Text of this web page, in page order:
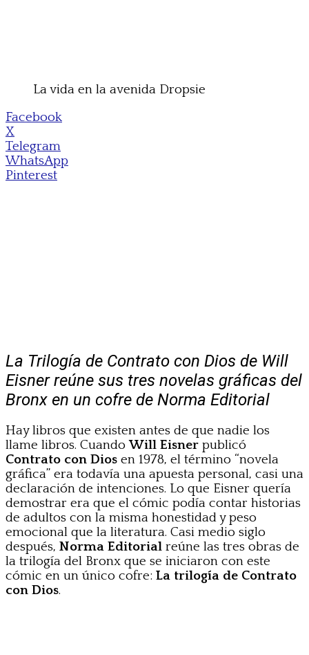
La vida en la avenida Dropsie
Facebook
X
Telegram
WhatsApp
Pinterest
La Trilogía de Contrato con Dios de Will
Eisner reúne sus tres novelas gráficas del
Bronx en un cofre de Norma Editorial
Hay libros que existen antes de que nadie los
llame libros. CuandoWill Eisner publicó
Contrato con Dios en 1978, el término “novela
gráfica” era todavía una apuesta personal, casi una
declaración de intenciones. Lo que Eisner quería
demostrar era que el cómic podía contar historias
de adultos con la misma honestidad y peso
emocional que la literatura. Casi medio siglo
después, Norma Editorial reúne las tres obras de
la trilogía del Bronx que se iniciaron con este
cómic en un único cofre: La trilogía de Contrato
con Dios.